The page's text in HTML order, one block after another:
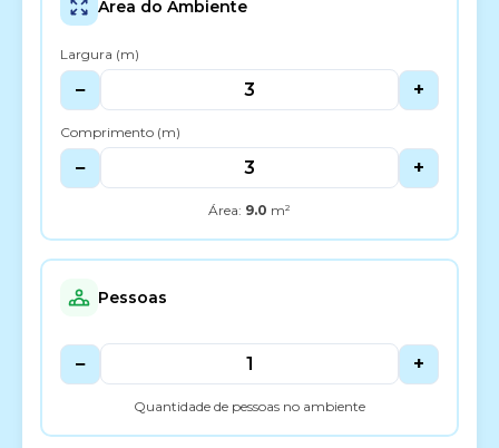
Área do Ambiente
Largura (m)
− +
Comprimento (m)
− +
Área: 9.0 m²
Pessoas
− +
Quantidade de pessoas no ambiente